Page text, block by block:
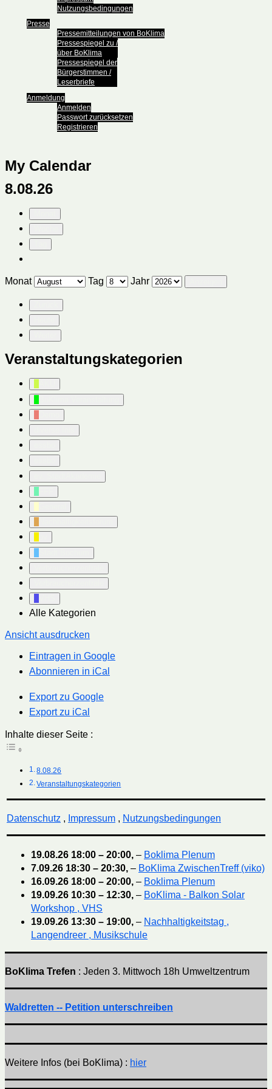
Nutzungsbedingungen
Presse
Pressemitteilungen von BoKlima
Pressespiegel zu /
über BoKlima
Pressespiegel der
Bürgerstimmen /
Leserbriefe
Anmeldung
Anmelden
Passwort zurücksetzen
Registrieren
My Calendar
8.08.26
Monat Tag Jahr
Veranstaltungskategorien
Alle Kategorien
Ansichtausdrucken
Eintragen in Google
Abonnieren in iCal
Export zu Google
Export zu iCal
Inhalte dieser Seite :
8.08.26
Veranstaltungskategorien
Datenschutz , Impressum, Nutzungsbedingungen
19.08.26 18:00 – 20:00, – Boklima Plenum
7.09.26 18:30 – 20:30, – BoKlima ZwischenTreff (viko)
16.09.26 18:00 – 20:00, – Boklima Plenum
19.09.26 10:30 – 12:30, – BoKlima - Balkon Solar
Workshop , VHS
19.09.26 13:30 – 19:00, – Nachhaltigkeitstag ,
Langendreer , Musikschule
BoKlima Trefen : Jeden 3. Mittwoch 18h Umweltzentrum
Waldretten -- Petition unterschreiben
Weitere Infos (bei BoKlima) : hier